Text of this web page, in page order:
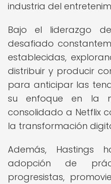
industria del
Bajo el liderazgo
desafiado
establecidas,
distribuir y producir
para anticipar las
su enfoque en la
consolidado a Netflix
la transformación
Además,
adopción de
progresistas,